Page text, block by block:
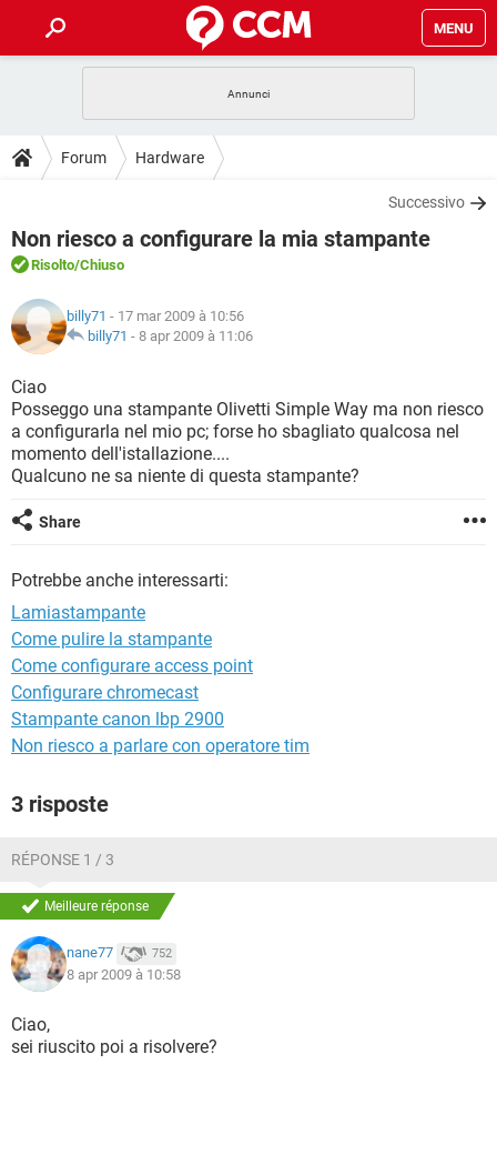
MENU
INTRATTENIMENTO
INSTAGRAM WHATSAPP
TIKTOK
HARDWARE
GUIDE
COVID-19
iOS
INSTAGRAM
TIKTOK
COVID-19 GAMING
INTRATTENIMENTO
iOS
INSTAGRAM
TIKTOK
HARDWARE
FORUM
COVID-19
INTRATTENIMENTO
INSTAGRAM WHATSAPP
TIKTOK
HARDWARE
GLOSSARIO
COVID-19
INTRATTENIMENTO
iOS WINDOWS 10
INSTAGRAM WHATSAPP
Forum Hardware
Successivo
Non riesco a configurare la mia stampante
Risolto/Chiuso
billy71 - 17 mar 2009 à 10:56
billy71 - 8 apr 2009 à 11:06
Ciao
Posseggo una stampante Olivetti Simple Way ma non riesco
a configurarla nel mio pc; forse ho sbagliato qualcosa nel
momento dell'istallazione....
Qualcuno ne sa niente di questa stampante?
Share
Potrebbe anche interessarti:
Lamiastampante
Come pulire la stampante
Come configurare access point
Configurare chromecast
Stampante canon lbp 2900
Non riesco a parlare con operatore tim
3 risposte
RÉPONSE 1 / 3
Meilleure réponse
nane77 752
8 apr 2009 à 10:58
Ciao,
sei riuscito poi a risolvere?